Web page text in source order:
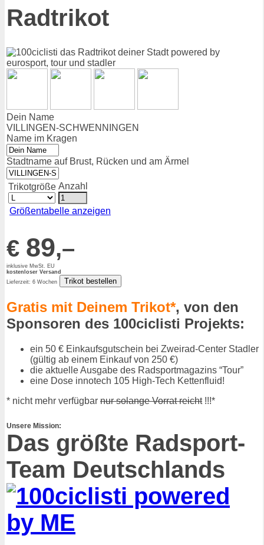
Radtrikot
Dein Name
VILLINGEN-SCHWENNINGEN
Name im Kragen
Stadtname auf Brust, Rücken und am Ärmel
Trikotgröße Anzahl
Größentabelle anzeigen
€ 89,–
inklusive MwSt. EU
kostenloser Versand
Lieferzeit: 6 Wochen
Gratis mit Deinem Trikot*, von den
Sponsoren des 100ciclisti Projekts:
ein 50 € Einkaufsgutschein bei Zweirad-Center Stadler
(gültig ab einem Einkauf von 250 €)
die aktuelle Ausgabe des Radsportmagazins “Tour”
eine Dose innotech 105 High-Tech Kettenfluid!
* nicht mehr verfügbar nur solange Vorrat reicht!!!*
Unsere Mission:
Das größte Radsport-
Team Deutschlands